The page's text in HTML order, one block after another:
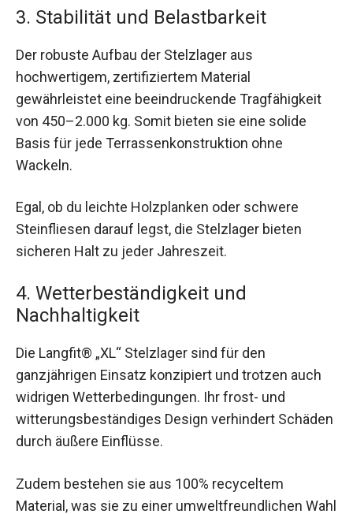
3. Stabilität und Belastbarkeit
Der robuste Aufbau der Stelzlager aus
hochwertigem, zertifiziertem Material
gewährleistet eine beeindruckende Tragfähigkeit
von 450–2.000 kg. Somit bieten sie eine solide
Basis für jede Terrassenkonstruktion ohne
Wackeln.
Egal, ob du leichte Holzplanken oder schwere
Steinfliesen darauf legst, die Stelzlager bieten
sicheren Halt zu jeder Jahreszeit.
4. Wetterbeständigkeit und
Nachhaltigkeit
Die Langfit® „XL“ Stelzlager sind für den
ganzjährigen Einsatz konzipiert und trotzen auch
widrigen Wetterbedingungen. Ihr frost- und
witterungsbeständiges Design verhindert Schäden
durch äußere Einflüsse.
Zudem bestehen sie aus 100% recyceltem
Material, was sie zu einer umweltfreundlichen Wahl